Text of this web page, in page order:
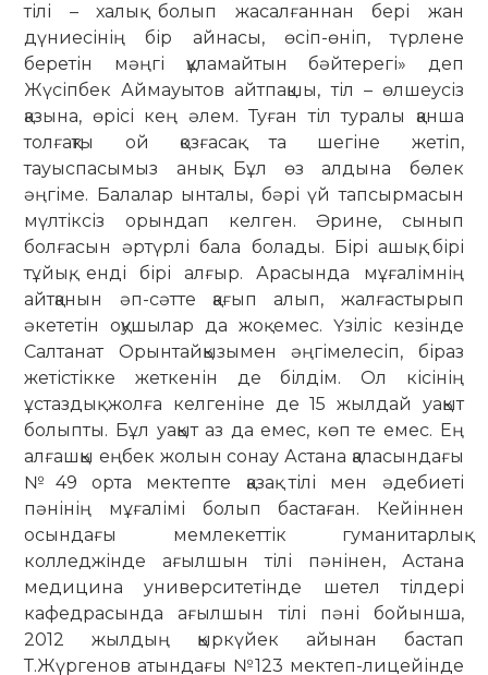
тілі – халық болып жасалғаннан бері жан
дүниесінің бір айнасы, өсіп-өніп, түрлене
беретін мәңгі құламайтын бәйтерегі» деп
Жүсіпбек Аймауытов айтпақшы, тіл – өлшеусіз
қазына, өрісі кең әлем. Туған тіл туралы қанша
толғақты ой қозғасақ та шегіне жетіп,
тауыспасымыз анық. Бұл өз алдына бөлек
әңгіме. Балалар ынталы, бәрі үй тапсырмасын
мүлтіксіз орындап келген. Әрине, сынып
болғасын әртүрлі бала болады. Бірі ашық, бірі
тұйық, енді бірі алғыр. Арасында мұғалімнің
айтқанын әп-сәтте қағып алып, жалғастырып
әкететін оқушылар да жоқ емес. Үзіліс кезінде
Салтанат Орынтайқызымен әңгімелесіп, біраз
жетістікке жеткенін де білдім. Ол кісінің
ұстаздық жолға келгеніне де 15 жылдай уақыт
болыпты. Бұл уақыт аз да емес, көп те емес. Ең
алғашқы еңбек жолын сонау Астана қаласындағы
№49 орта мектепте қазақ тілі мен әдебиеті
пәнінің мұғалімі болып бастаған. Кейіннен
осындағы мемлекеттік гуманитарлық
колледжінде ағылшын тілі пәнінен, Астана
медицина университетінде шетел тілдері
кафедрасында ағылшын тілі пәні бойынша,
2012 жылдың қыркүйек айынан бастап
Т.Жүргенов атындағы №123 мектеп-лицейінде